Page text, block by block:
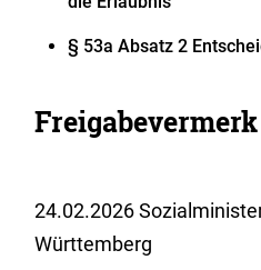
§ 53a Absatz 2
Freigabevermerk
24.02.2026
Württemberg